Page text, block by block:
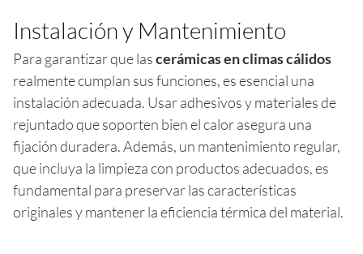
Instalación y Mantenimiento
Para garantizar que lascerámicas en climas cálidos
realmente cumplan sus funciones, es esencial una
instalación adecuada. Usar adhesivos y materiales de
rejuntado que soporten bien el calor asegura una
fijación duradera. Además, un mantenimiento regular,
que incluya la limpieza con productos adecuados, es
fundamental para preservar las características
originales y mantener la eficiencia térmica del material.